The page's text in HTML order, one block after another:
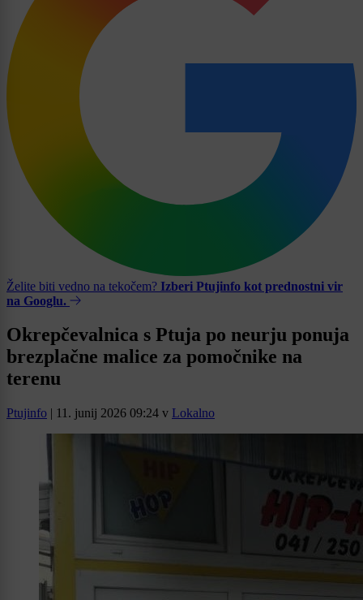
Želite biti vedno na tekočem? Izberi Ptujinfo kot prednostni vir
na Googlu.
Okrepčevalnica s Ptuja po neurju ponuja
brezplačne malice za pomočnike na
terenu
Ptujinfo | 11. junij 2026 09:24 v Lokalno